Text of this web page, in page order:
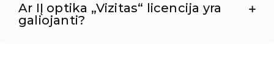
Ar IĮ optika „Vizitas“ licencija yra
galiojanti?